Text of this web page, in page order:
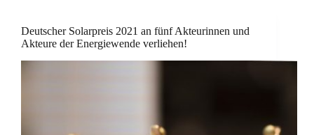
Deutscher Solarpreis 2021 an fünf Akteurinnen und
Akteure der Energiewende verliehen!